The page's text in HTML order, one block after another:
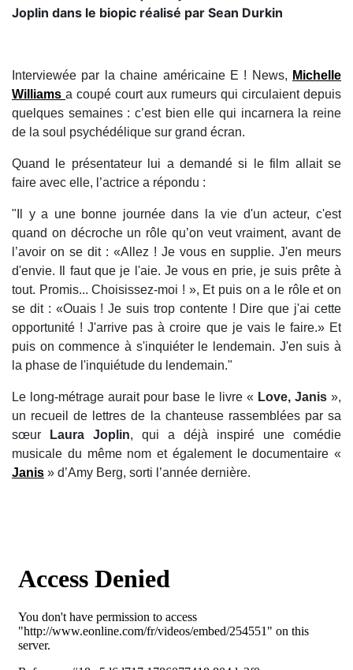
Joplin dans le biopic réalisé par Sean Durkin
Interviewée par la chaine américaine E ! News, Michelle
Williams a coupé court aux rumeurs qui circulaient depuis
quelques semaines : c’est bien elle qui incarnera la reine
de la soul psychédélique sur grand écran.
Quand le présentateur lui a demandé si le film allait se
faire avec elle, l’actrice a répondu :
"Il y a une bonne journée dans la vie d'un acteur, c'est
quand on décroche un rôle qu’on veut vraiment, avant de
l’avoir on se dit : «Allez ! Je vous en supplie. J'en meurs
d'envie. Il faut que je l'aie. Je vous en prie, je suis prête à
tout. Promis... Choisissez-moi ! », Et puis on a le rôle et on
se dit : «Ouais ! Je suis trop contente ! Dire que j'ai cette
opportunité ! J'arrive pas à croire que je vais le faire.» Et
puis on commence à s'inquiéter le lendemain. J'en suis à
la phase de l'inquiétude du lendemain."
Le long-métrage aurait pour base le livre « Love, Janis»,
un recueil de lettres de la chanteuse rassemblées par sa
sœur
Laura Joplin, qui a déjà inspiré une comédie
musicale du même nom et également le documentaire «
Janis » d’Amy Berg, sorti l’année dernière.